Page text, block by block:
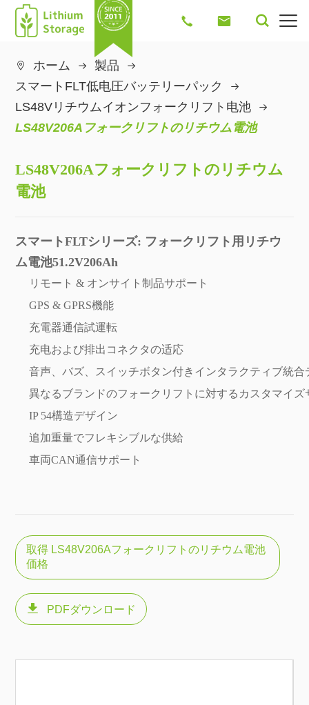
   
 ホーム
製品
スマートFLT低电圧バッテリーパック
LS48Vリチウムイオンフォークリフト电池
LS48V206Aフォークリフトのリチウム電池
LS48V206Aフォークリフトのリチウム
電池
スマートFLTシリーズ: フォークリフト用リチウ
ム電池51.2V206Ah
リモート & オンサイト制品サポート
GPS & GPRS機能
充電器通信試運転
充电および排出コネクタの适応
音声、バズ、スイッチボタン付きインタラクティブ統合
異なるブランドのフォークリフトに対するカスタマイズ
IP 54構造デザイン
追加重量でフレキシブルな供給
車両CAN通信サポート
取得 LS48V206Aフォークリフトのリチウム電池
価格
 PDFダウンロード